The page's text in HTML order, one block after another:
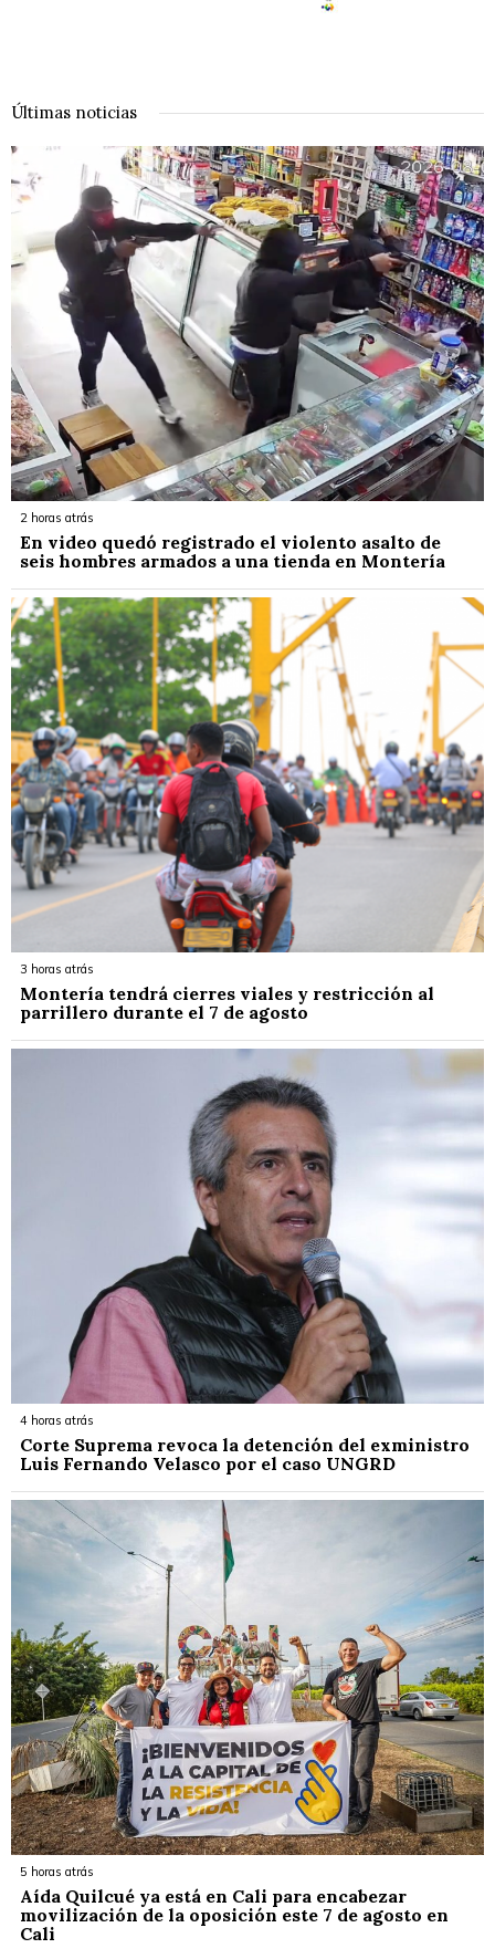
Últimas noticias
2 horas atrás
En video quedó registrado el violento asalto de
seis hombres armados a una tienda en Montería
3 horas atrás
Montería tendrá cierres viales y restricción al
parrillero durante el 7 de agosto
4 horas atrás
Corte Suprema revoca la detención del exministro
Luis Fernando Velasco por el caso UNGRD
5 horas atrás
Aída Quilcué ya está en Cali para encabezar
movilización de la oposición este 7 de agosto en
Cali